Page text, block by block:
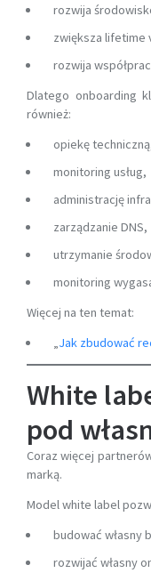
rozwija
zwiększa lifetime
rozwija
Dlatego onboarding
również:
opiekę
monitoring usług,
administrację
zarządzanie DNS,
utrzymanie
monitoring
Więcej na ten temat:
„Jak zbudować
White
pod
Coraz więcej
marką.
Model white label
budować własny
rozwijać własny